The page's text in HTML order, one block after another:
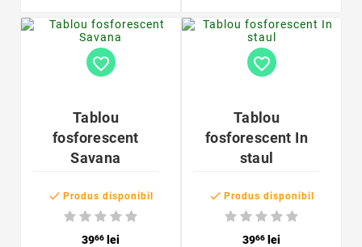
favorite_border
Tablou
fosforescent
Savana
 Produs disponibil
3966 lei
favorite_border
Tablou
fosforescent In
staul
 Produs disponibil
3966 lei